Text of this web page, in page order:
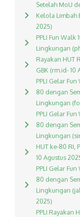
Setelah MoU
Kelola Limbah
2025)
PPLI Fun Walk
Lingkungan
Rayakan HUT
GBK (rm.id- 10
PPLI Gelar
80 dengan
Lingkungan
PPLI Gelar
80 dengan
Lingkungan
HUT ke-80 RI,
10 Agustus
PPLI Gelar
80 dengan
Lingkungan
2025)
PPLI Rayakan